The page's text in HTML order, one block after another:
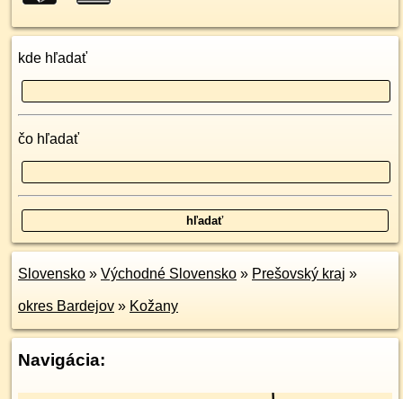
kde hľadať
čo hľadať
Slovensko » Východné Slovensko » Prešovský kraj »
okres Bardejov » Kožany
Navigácia: